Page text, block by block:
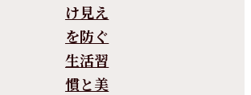
け見え
を防ぐ
生活習
慣と美